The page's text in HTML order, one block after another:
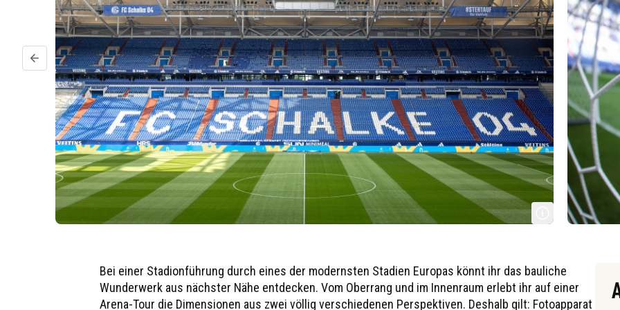
Vorheriger Slide
Bei einer Stadionführung durch eines der modernsten Stadien Europas könnt ihr das bauliche
Wunderwerk aus nächster Nähe entdecken. Vom Oberrang und im Innenraum erlebt ihr auf einer
Arena-Tour die Dimensionen aus zwei völlig verschiedenen Perspektiven. Deshalb gilt: Fotoapparat